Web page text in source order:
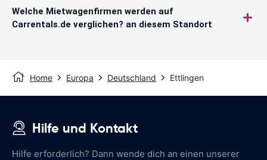
Welche Mietwagenfirmen werden auf
Carrentals.de verglichen? an diesem Standort
Home Europa Deutschland Ettlingen
Hilfe und Kontakt
Hilfe erforderlich? Dann wende dich an einen unserer